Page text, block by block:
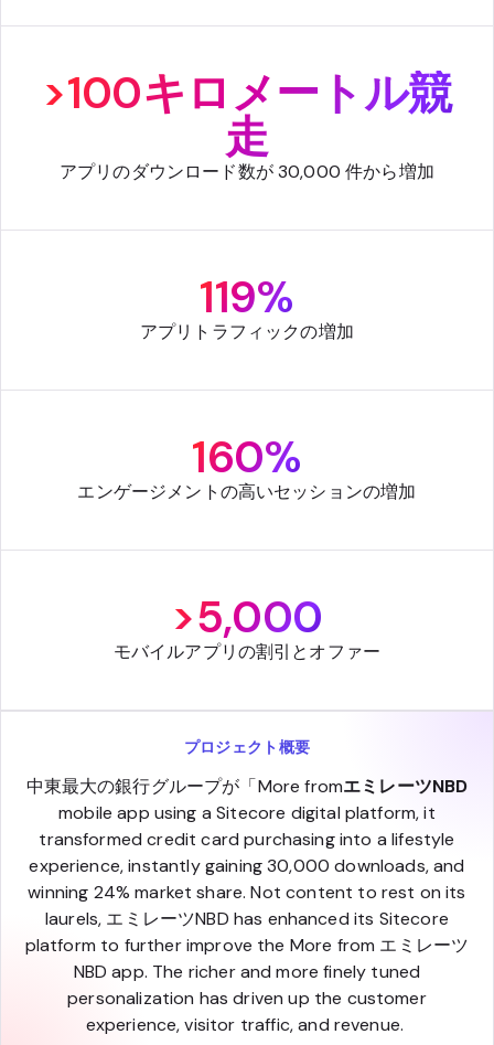
>100キロメートル競
走
アプリのダウンロード数が 30,000 件から増加
119%
アプリトラフィックの増加
160%
エンゲージメントの高いセッションの増加
>5,000
モバイルアプリの割引とオファー
プロジェクト概要
中東最大の銀行グループが「More fromエミレーツNBD
mobile app using a Sitecore digital platform, it
transformed credit card purchasing into a lifestyle
experience, instantly gaining 30,000 downloads, and
winning 24% market share. Not content to rest on its
laurels, エミレーツNBD has enhanced its Sitecore
platform to further improve the More from エミレーツ
NBD app. The richer and more finely tuned
personalization has driven up the customer
experience, visitor traffic, and revenue.